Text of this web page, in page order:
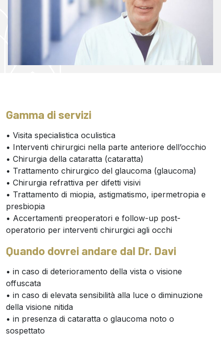
Gamma di servizi
• Visita specialistica oculistica
• Interventi chirurgici nella parte anteriore dell’occhio
• Chirurgia della cataratta (cataratta)
• Trattamento chirurgico del glaucoma (glaucoma)
• Chirurgia refrattiva per difetti visivi
• Trattamento di miopia, astigmatismo, ipermetropia e
presbiopia
• Accertamenti preoperatori e follow-up post-
operatorio per interventi chirurgici agli occhi
Quando dovrei andare dal Dr. Davi
• in caso di deterioramento della vista o visione
offuscata
• in caso di elevata sensibilità alla luce o diminuzione
della visione nitida
• in presenza di cataratta o glaucoma noto o
sospettato